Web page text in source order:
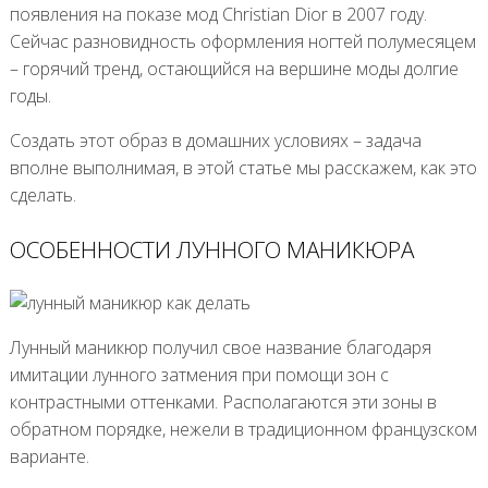
появления на показе мод Christian Dior в 2007 году.
Сейчас разновидность оформления ногтей полумесяцем
– горячий тренд, остающийся на вершине моды долгие
годы.
Создать этот образ в домашних условиях – задача
вполне выполнимая, в этой статье мы расскажем, как это
сделать.
ОСОБЕННОСТИ ЛУННОГО МАНИКЮРА
Лунный маникюр получил свое название благодаря
имитации лунного затмения при помощи зон с
контрастными оттенками. Располагаются эти зоны в
обратном порядке, нежели в традиционном французском
варианте.